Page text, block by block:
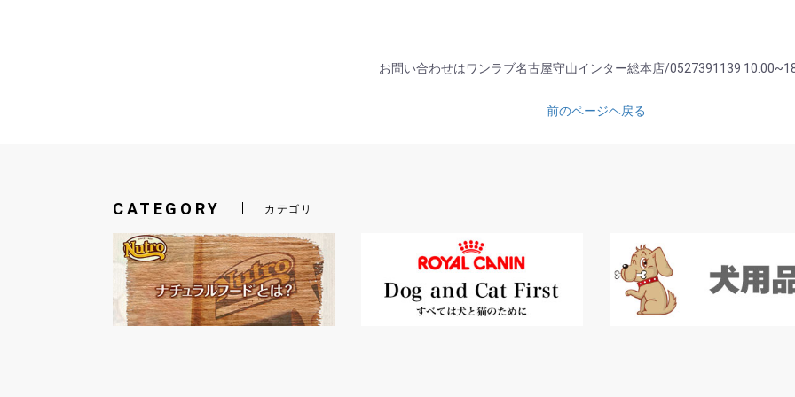
お問い合わせはワンラブ名古屋守山インター総本店/0527391139
前のページヘ戻る
CATEGORY カテゴリ